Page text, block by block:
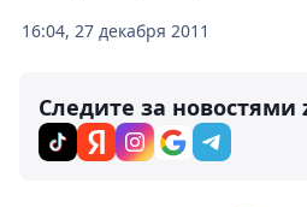
16:04, 27 декабря 2011
Следите за новостями